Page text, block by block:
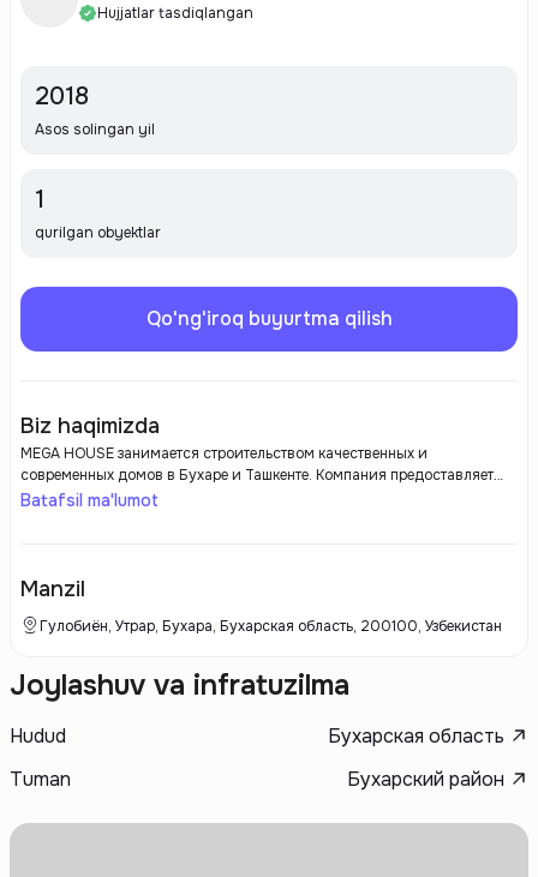
Hujjatlar tasdiqlangan
2018
Asos solingan yil
1
qurilgan obyektlar
Qo'ng'iroq buyurtma qilish
Biz haqimizda
MEGA HOUSE занимается строительством качественных и
современных домов в Бухаре и Ташкенте. Компания предоставляет
услуги на высоком уровне и использует передовые технологии и
Batafsil ma'lumot
Manzil
Гулобиён, Утрар, Бухара, Бухарская область, 200100, Узбекистан
Joylashuv va infratuzilma
Hudud
Бухарская область
Tuman
Бухарский район